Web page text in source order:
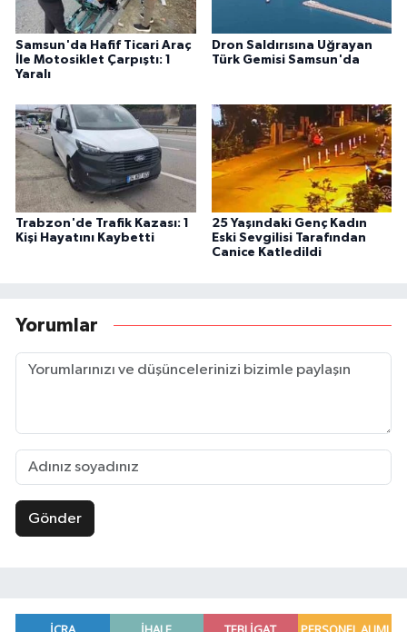
Samsun'da Hafif Ticari Araç
İle Motosiklet Çarpıştı: 1
Yaralı
Dron Saldırısına Uğrayan
Türk Gemisi Samsun'da
Trabzon'de Trafik Kazası: 1
Kişi Hayatını Kaybetti
25 Yaşındaki Genç Kadın
Eski Sevgilisi Tarafından
Canice Katledildi
Yorumlar
Gönder